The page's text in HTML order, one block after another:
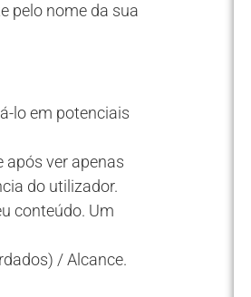
pelo nome da sua
lo em potenciais
após ver apenas
do utilizador.
conteúdo. Um
/ Alcance.